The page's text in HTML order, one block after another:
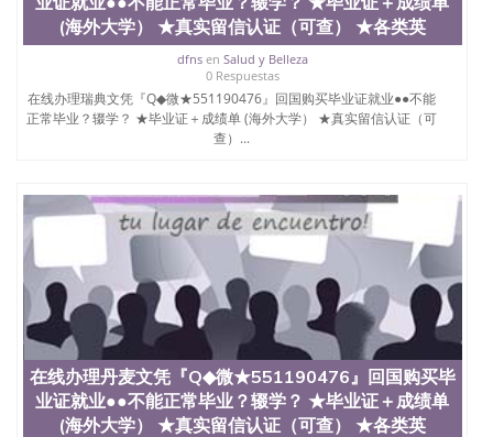
(海外大学） ★真实留信认证（可查） ★各类英
dfnsen Salud y Belleza
0 Respuestas
在线办理瑞典文凭『Q◆微★551190476』回国购买毕业证就业●●不能
正常毕业？辍学？ ★毕业证＋成绩单 (海外大学） ★真实留信认证（可
查）...
在线办理丹麦文凭『Q◆微★551190476』回国购买毕
业证就业●●不能正常毕业？辍学？ ★毕业证＋成绩单
(海外大学） ★真实留信认证（可查） ★各类英